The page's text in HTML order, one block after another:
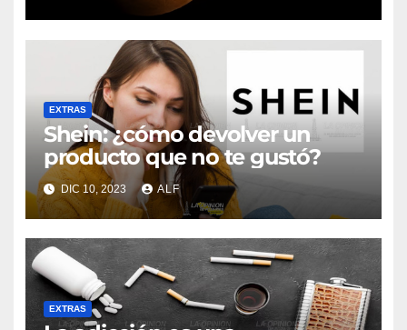
EXTRAS
Shein: ¿cómo devolver un
producto que no te gustó?
DIC 10, 2023 ALF
EXTRAS